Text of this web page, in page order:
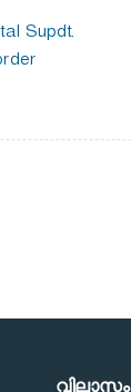
Supdt.
വിലാസം